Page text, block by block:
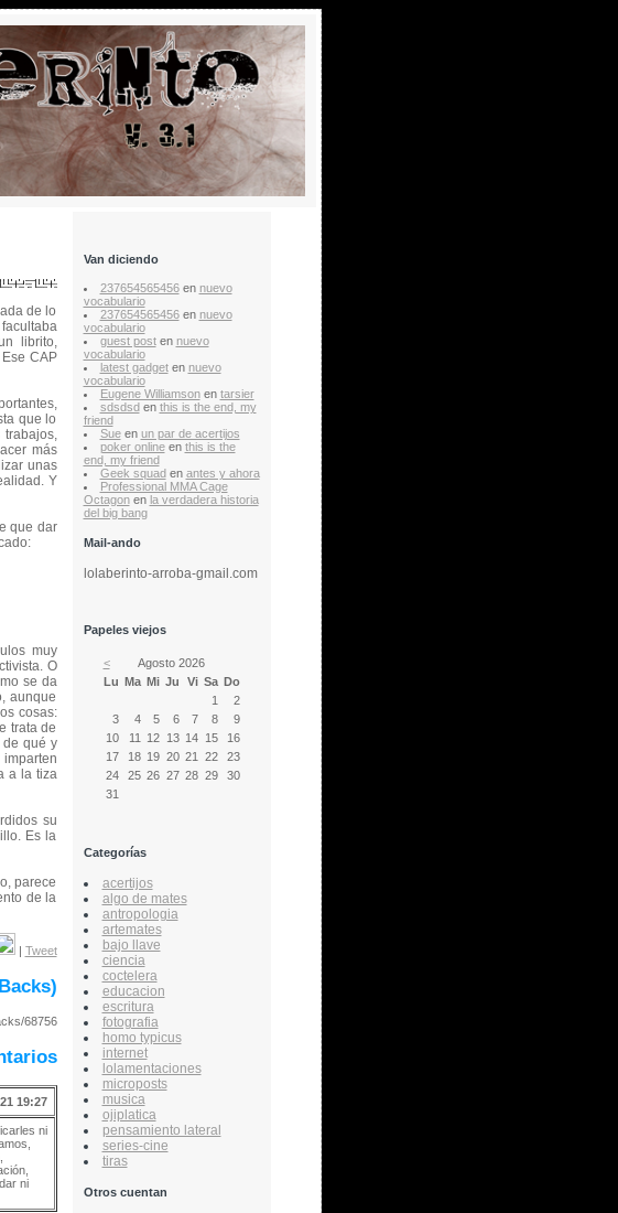
de lo
librito,
CAP
que lo
trabajos,
más
unas
Y
que dar
muy
O
se da
aunque
cosas:
trata de
de qué y
a la tiza
su
Es la
parece
de la
Tweet
68756
19:27
ni
ni
Van diciendo
237654565456en nuevo
vocabulario
237654565456en nuevo
vocabulario
guest posten nuevo
vocabulario
latest gadgeten nuevo
vocabulario
Eugene Williamsonen tarsier
sdsdsd en this is the end, my
friend
Sueen un par de acertijos
poker onlineen this is the
end, my friend
Geek squad en antes y ahora
Professional MMA Cage
Octagonen la verdadera historia
del big bang
Mail-ando
lolaberinto-arroba-gmail.com
Papeles viejos
<
Agosto 2026
Lu Ma Mi Ju Vi Sa Do
1
2
3
4 5 6 7 8
9
10
11 12 13 14 15
16
17
18 19 20 21 22
23
24
25 26 27 28 29
30
31
Categorías
acertijos
algo de mates
antropologia
artemates
bajo llave
ciencia
coctelera
educacion
escritura
fotografia
homo typicus
internet
lolamentaciones
microposts
musica
ojiplatica
pensamiento lateral
series-cine
tiras
Otros cuentan